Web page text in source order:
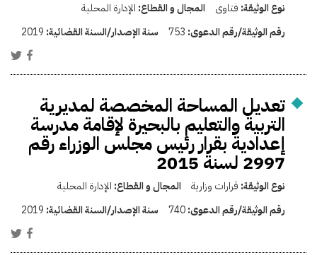
نوع الوثيقة: فتاوى المجال و القطاع: الإدارة المحلية
رقم الوثيقة/رقم الدعوى: 753 سنة الإصدار/السنة القضائية: 2019
تعديل المساحة المخصصة لمديرية
التربية والتعليم بالبحيرة لإقامة مدرسة
إعدادية بقرار رئيس مجلس الوزراء رقم
2997 لسنة 2015
نوع الوثيقة: قرارات وزارية المجال و القطاع: الإدارة المحلية
رقم الوثيقة/رقم الدعوى:740 سنة الإصدار/السنة القضائية: 2019